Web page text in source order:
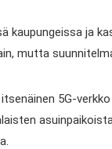
kaupungeissa ja
mutta
5G-